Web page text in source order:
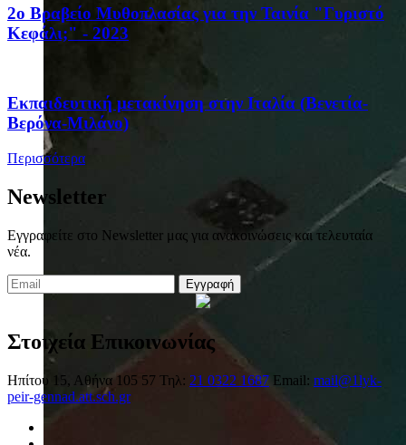
2ο Βραβείο Μυθοπλασίας για την Ταινία "Γυριστό
Κεφάλι;" - 2023
Eκπαιδευτική μετακίνηση στην Ιταλία (Βενετία-
Βερόνα-Μιλάνο)
Περισσότερα
Newsletter
Εγγραφείτε στο Newsletter μας για ανακοινώσεις και τελευταία
νέα.
Εγγραφή
Στοιχεία Επικοινωνίας
Ηπίτου 15, Αθήνα 105 57 Τηλ: 21 0322 1687 Email: mail@1lyk-
peir-gennad.att.sch.gr